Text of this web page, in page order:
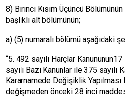
8) Birinci Kısım Üçüncü Bölümünün
başlıklı alt bölümünün;
a) (5) numaralı bölümü aşağıdaki
“5. 492 sayılı Harçlar
sayılı Bazı Kanunlar ile 375 sayılı
Kararnamede Değişiklik Yapılması
değişmeden önceki 28 inci